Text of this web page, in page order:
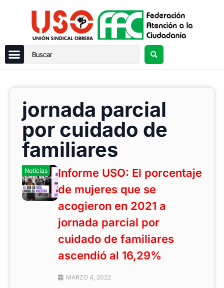
jornada parcial
por cuidado de
familiares
Noticias
Informe USO: El porcentaje
de mujeres que se
acogieron en 2021 a
jornada parcial por
cuidado de familiares
ascendió al 16,29%
MARZO 4, 2022